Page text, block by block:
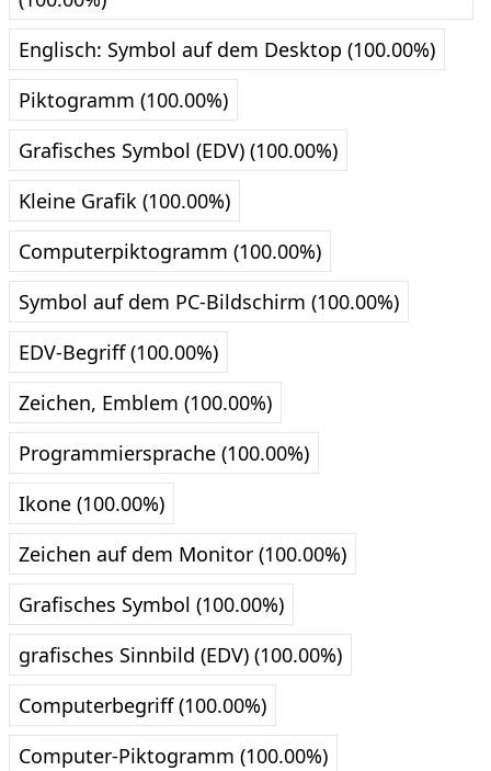
Englisch: Symbol auf dem Desktop (100.00%)
Piktogramm (100.00%)
Grafisches Symbol (EDV) (100.00%)
Kleine Grafik (100.00%)
Computerpiktogramm (100.00%)
Symbol auf dem PC-Bildschirm (100.00%)
EDV-Begriff (100.00%)
Zeichen, Emblem (100.00%)
Programmiersprache (100.00%)
Ikone (100.00%)
Zeichen auf dem Monitor (100.00%)
Grafisches Symbol (100.00%)
grafisches Sinnbild (EDV) (100.00%)
Computerbegriff (100.00%)
Computer-Piktogramm (100.00%)